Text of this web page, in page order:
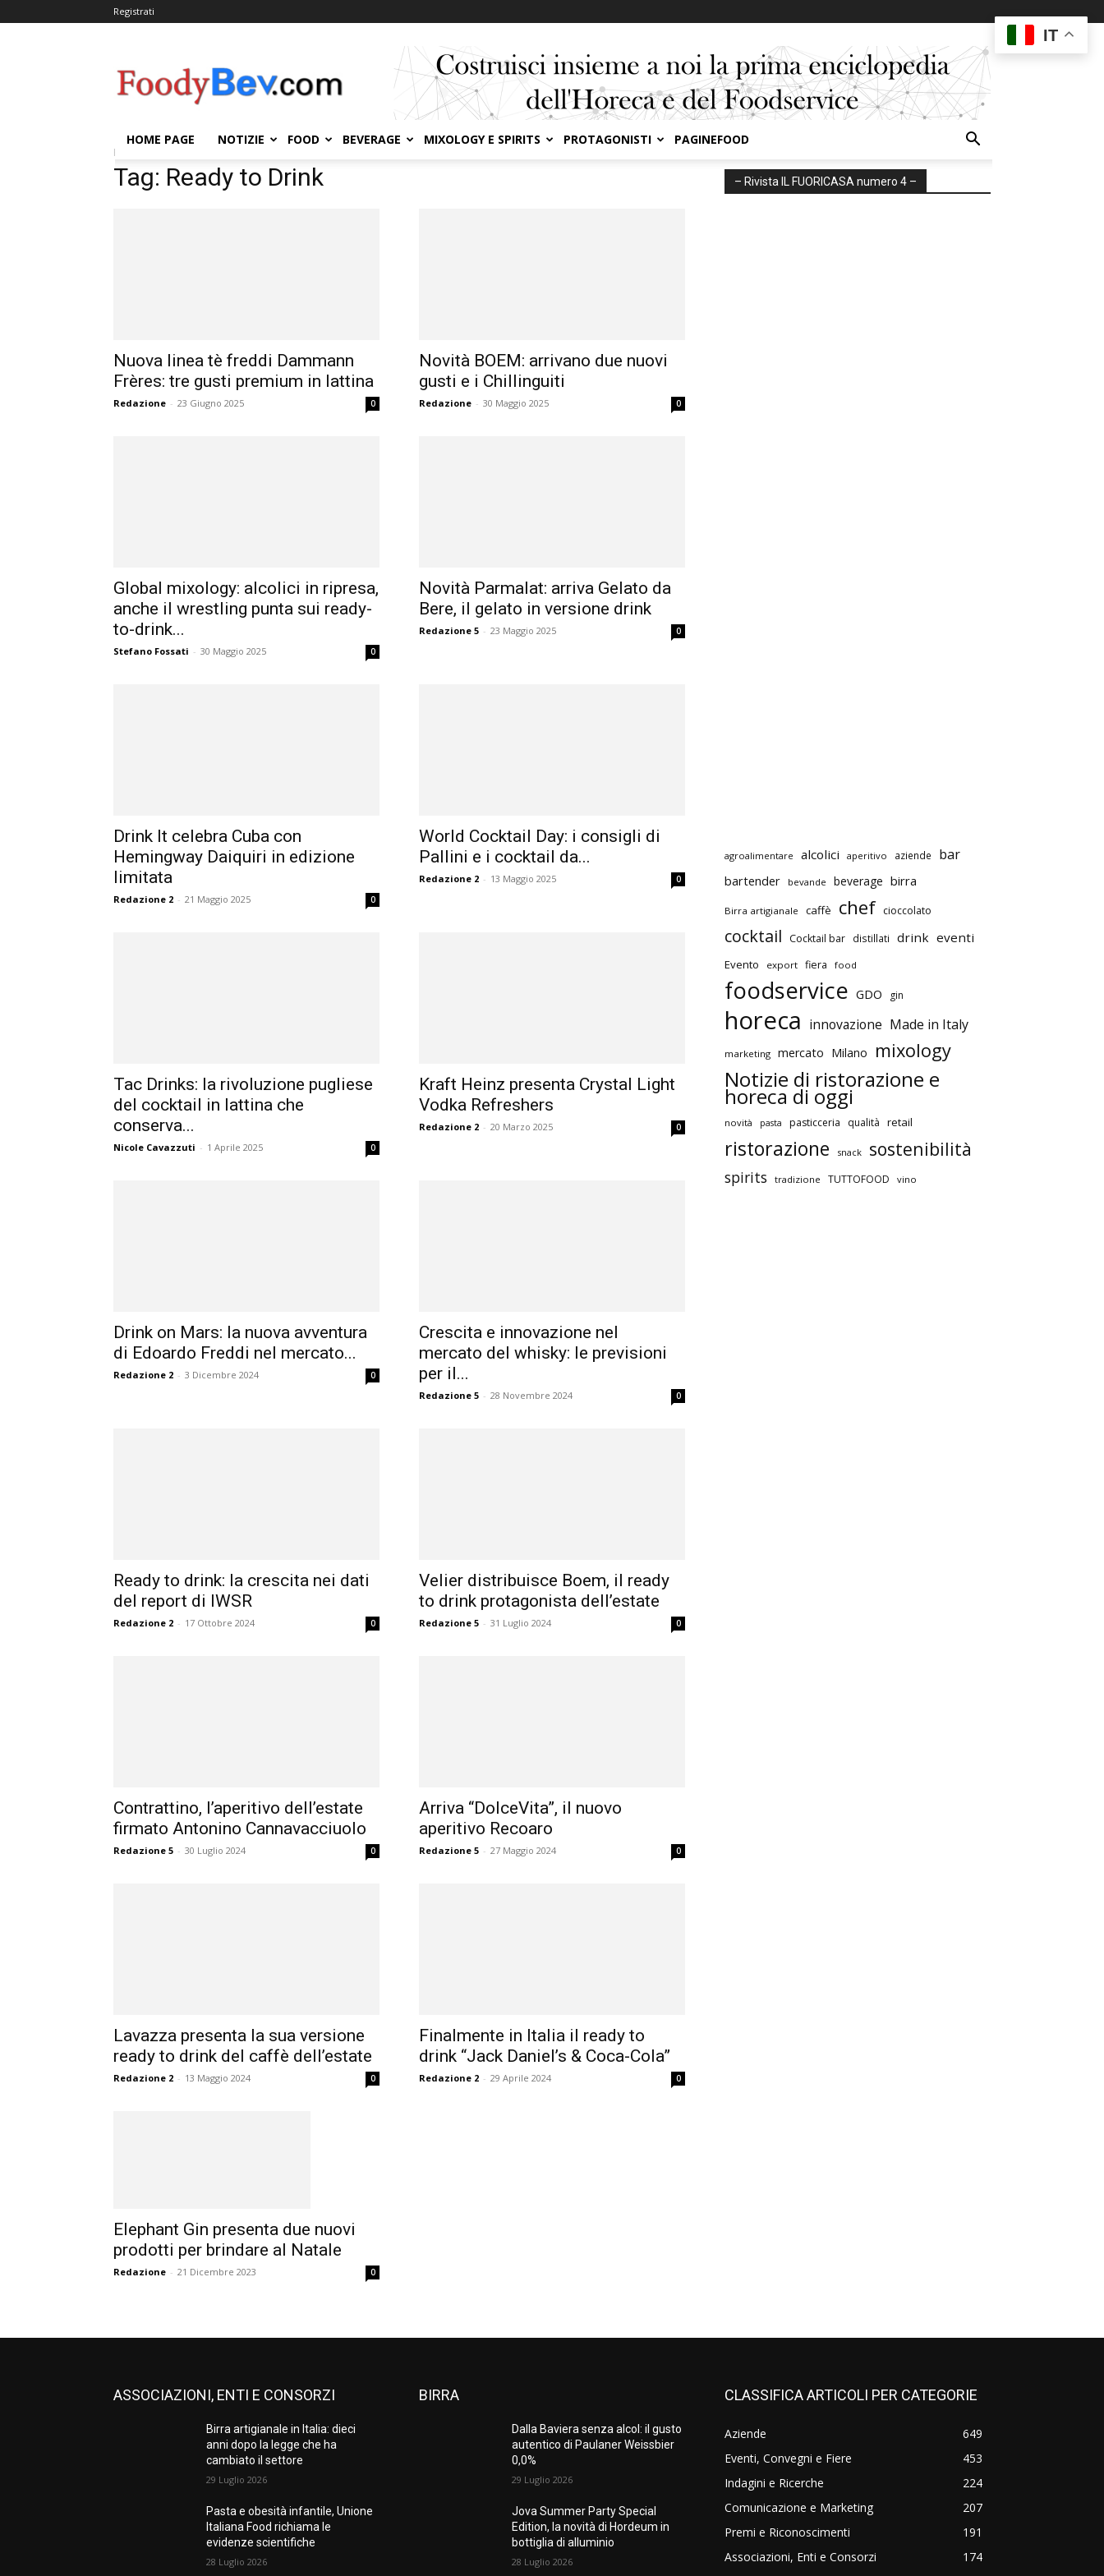
Registrati
HOME PAGE NOTIZIE FOOD BEVERAGE MIXOLOGY E SPIRITS PROTAGONISTI PAGINEFOOD
Home
Tag: Ready to Drink
Nuova linea tè freddi Dammann
Frères: tre gusti premium in lattina
Redazione - 23 Giugno 2025 0
Novità BOEM: arrivano due nuovi
gusti e i Chillinguiti
Redazione - 30 Maggio 2025 0
Global mixology: alcolici in ripresa,
anche il wrestling punta sui ready-
to-drink...
Stefano Fossati - 30 Maggio 2025 0
Novità Parmalat: arriva Gelato da
Bere, il gelato in versione drink
Redazione 5 - 23 Maggio 2025 0
Drink It celebra Cuba con
Hemingway Daiquiri in edizione
limitata
Redazione 2 - 21 Maggio 2025 0
World Cocktail Day: i consigli di
Pallini e i cocktail da...
Redazione 2 - 13 Maggio 2025 0
Tac Drinks: la rivoluzione pugliese
del cocktail in lattina che
conserva...
Nicole Cavazzuti - 1 Aprile 2025 0
Kraft Heinz presenta Crystal Light
Vodka Refreshers
Redazione 2 - 20 Marzo 2025 0
Drink on Mars: la nuova avventura
di Edoardo Freddi nel mercato...
Redazione 2 - 3 Dicembre 2024 0
Crescita e innovazione nel
mercato del whisky: le previsioni
per il...
Redazione 5 - 28 Novembre 2024 0
Ready to drink: la crescita nei dati
del report di IWSR
Redazione 2 - 17 Ottobre 2024 0
Velier distribuisce Boem, il ready
to drink protagonista dell’estate
Redazione 5 - 31 Luglio 2024 0
Contrattino, l’aperitivo dell’estate
firmato Antonino Cannavacciuolo
Redazione 5 - 30 Luglio 2024 0
Arriva “DolceVita”, il nuovo
aperitivo Recoaro
Redazione 5 - 27 Maggio 2024 0
Lavazza presenta la sua versione
ready to drink del caffè dell’estate
Redazione 2 - 13 Maggio 2024 0
Finalmente in Italia il ready to
drink “Jack Daniel’s & Coca-Cola”
Redazione 2 - 29 Aprile 2024 0
Elephant Gin presenta due nuovi
prodotti per brindare al Natale
Redazione - 21 Dicembre 2023 0
– Rivista IL FUORICASA numero 4 –
agroalimentare alcolici aperitivo aziende bar
bartender bevande beverage birra
Birra artigianale caffè chef cioccolato
cocktail Cocktail bar distillati drink eventi
Evento export fiera food
foodservice GDO gin
horeca innovazione Made in Italy
marketing mercato Milano mixology
Notizie di ristorazione e
horeca di oggi
novità pasta pasticceria qualità retail
ristorazione snack sostenibilità
spirits tradizione TUTTOFOOD vino
ASSOCIAZIONI, ENTI E CONSORZI
Birra artigianale in Italia: dieci
anni dopo la legge che ha
cambiato il settore
29 Luglio 2026
Pasta e obesità infantile, Unione
Italiana Food richiama le
evidenze scientifiche
28 Luglio 2026
BIRRA
Dalla Baviera senza alcol: il gusto
autentico di Paulaner Weissbier
0,0%
29 Luglio 2026
Jova Summer Party Special
Edition, la novità di Hordeum in
bottiglia di alluminio
28 Luglio 2026
CLASSIFICA ARTICOLI PER CATEGORIE
Aziende
649
Eventi, Convegni e Fiere
453
Indagini e Ricerche
224
Comunicazione e Marketing
207
Premi e Riconoscimenti
191
Associazioni, Enti e Consorzi
174
IT